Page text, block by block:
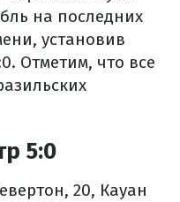
на последних
установив
Отметим, что все
5:0
20, Кауан